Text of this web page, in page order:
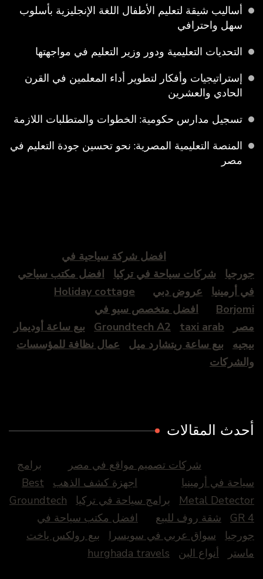
أساليب شيقة لتعليم الأطفال اللغة الإنجليزية بأسلوب
سهل واحترافي
التحديات التعليمية ودور وزير التعليم في مواجهتها
إستراتيجيات وأفكار لتطوير أداء المعلمين في القرن
الحادي والعشرين
تسجيل مدارس حكومية: الخطوات والمتطلبات اللازمة
المنصة التعليمية المصرية: نحو تحسين جودة التعليم في
مصر
افضل شركة سياحية في
جورجيا
شركات سياحة في تركيا
افضل مكتب سياحي
في أرمينيا
عروض دبي
Holiday cottage
Borjomi
افضل متخصص سيو في
مصر
Groundtech A2 taxi arab
بيع ساعة أوديمار
بيجيه
بيع ساعة ريتشارد ميل
عمال نظافة للمؤسسات
والشركات
أحدث المقالات
شركات تصميم مواقع في مصر
برامج
سياحة في أرمينيا
اجهزة كشف الذهب
Best
Metal Detector
برامج سياحة في تركيا
Groundtech
GR 4
شقة روف للبيع
افضل مكتب سياحة في
جورجيا
سواق عربي في سويسرا
بيع رولكس ياخت
ماستر
أنواع البن hurghada travels